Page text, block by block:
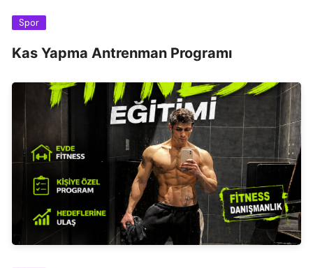
Spor
Kas Yapma Antrenman Programı